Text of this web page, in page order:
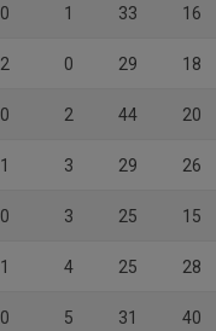
0 1 33 16
2 0 29 18
0 2 44 20
1 3 29 26
0 3 25 15
1 4 25 28
0 5 31 40